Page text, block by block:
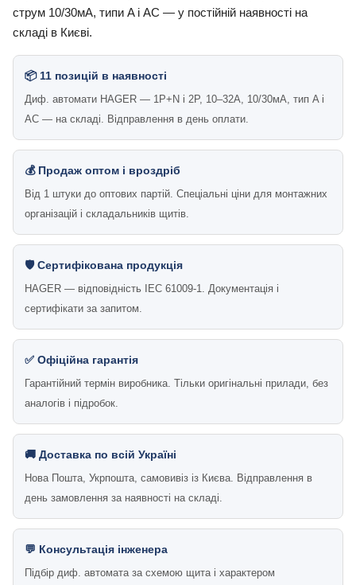
струм 10/30мА, типи A і AC — у постійній наявності на
складі в Києві.
📦 11 позицій в наявності
Диф. автомати HAGER — 1P+N і 2P, 10–32А, 10/30мА, тип A і
AC — на складі. Відправлення в день оплати.
💰 Продаж оптом і вроздріб
Від 1 штуки до оптових партій. Спеціальні ціни для монтажних
організацій і складальників щитів.
🛡 Сертифікована продукція
HAGER — відповідність IEC 61009-1. Документація і
сертифікати за запитом.
✅ Офіційна гарантія
Гарантійний термін виробника. Тільки оригінальні прилади, без
аналогів і підробок.
🚚 Доставка по всій Україні
Нова Пошта, Укрпошта, самовивіз із Києва. Відправлення в
день замовлення за наявності на складі.
💬 Консультація інженера
Підбір диф. автомата за схемою щита і характером